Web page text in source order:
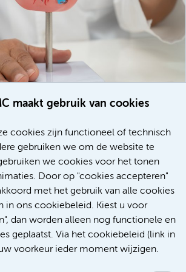
maakt gebruik van cookies
cookies zijn functioneel of technisch
gebruiken we om de website te
we cookies voor het tonen
Door op "cookies accepteren"
met het gebruik van alle cookies
in ons cookiebeleid. Kiest u voor
dan worden alleen nog functionele en
geplaatst. Via het cookiebeleid (link in
voorkeur ieder moment wijzigen.
alvleesklierkanker verbeteren
Meer